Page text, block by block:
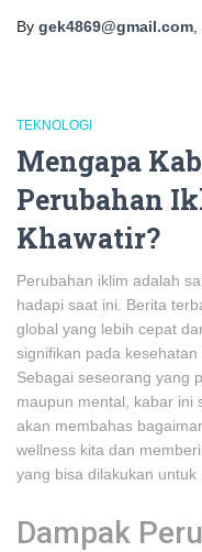
By gek4869@gmail.com
TEKNOLOGI
Mengapa
Perubahan
Khawatir?
Perubahan iklim adalah
hadapi saat ini. Berita
global yang lebih cepat
signifikan pada
Sebagai seseorang yang
maupun mental, kabar ini
akan membahas
wellness kita dan
yang bisa dilakukan untuk
Dampak